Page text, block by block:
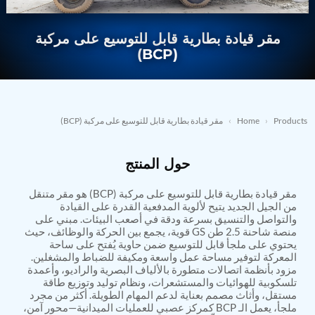
Nitrogen Generating Storage and Distribution
System-UGSSN2
Dynamic Snubber Shock Arrestor Test Facility
Rotor Dynamics Test Facility
Starter Generator Test Rig
Computerized Control Universal Brake Test Bench
Aerospace Nozzle Flow Test Bench
Air Droppable Container
Computerized Microprocessor Controlled Dv Test
Bench
Computerized Based Test Bench For Panel
Mounted Brake System For Lhb Coaches
Pressure Cycle Test System
PSA Oxygen Generation Plant-500 LPM
PSA Oxygen Generation Plant-200 LPM
Fuel Injection Pump Test Bench
مقر قيادة بطارية قابل للتوسيع على مركبة
(BCP)
Home › Products
› مقر قيادة بطارية قابل للتوسيع على مركبة (BCP)
حول المنتج
مقر قيادة بطارية قابل للتوسيع على مركبة (BCP) هو مقر متنقل
من الجيل الجديد يتيح لألوية المدفعية القدرة على القيادة
والتواصل والتنسيق بسرعة ودقة في أصعب البيئات. مبني على
منصة شاحنة 2.5 طن GS قوية، يجمع بين الحركة والوظائف، حيث
يحتوي على ملجأ قابل للتوسيع ضمن حاوية يُفتح على ساحة
المعركة لتوفير مساحة عمل واسعة ومكيفة للضباط والمشغلين.
مزود بأنظمة اتصالات متطورة بالألياف البصرية والراديو، وأعمدة
تلسكوبية للهوائيات والمستشعرات، ونظام توليد وتوزيع طاقة
مستقل، وأثاث مصمم بعناية لدعم المهام الطويلة. أكثر من مجرد
ملجأ، يعمل الـ BCP كمركز عصبي للعمليات الميدانية—محور آمن،
Contact Sales
About REQUEST A QUOTE
→